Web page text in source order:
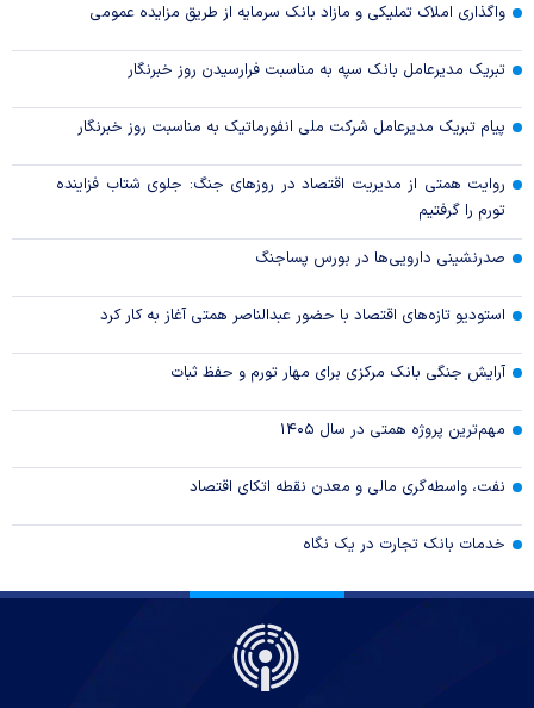
واگذاری املاک تملیکی و مازاد بانک سرمایه از طریق مزایده عمومی
تبریک مدیرعامل بانک سپه به مناسبت فرارسیدن روز خبرنگار
پیام تبریک مدیرعامل شرکت ملی انفورماتیک به مناسبت روز خبرنگار
روایت همتی از مدیریت اقتصاد در روزهای جنگ: جلوی شتاب فزاینده
تورم را گرفتیم
صدرنشینی دارویی‌ها در بورس پساجنگ
استودیو تازه‌های اقتصاد با حضور عبدالناصر همتی آغاز به کار کرد
آرایش جنگی بانک مرکزی برای مهار تورم و حفظ ثبات
مهم‌ترین پروژه همتی در سال ۱۴۰۵
نفت، واسطه‌گری مالی و معدن نقطه اتکای اقتصاد
خدمات بانک تجارت در یک نگاه